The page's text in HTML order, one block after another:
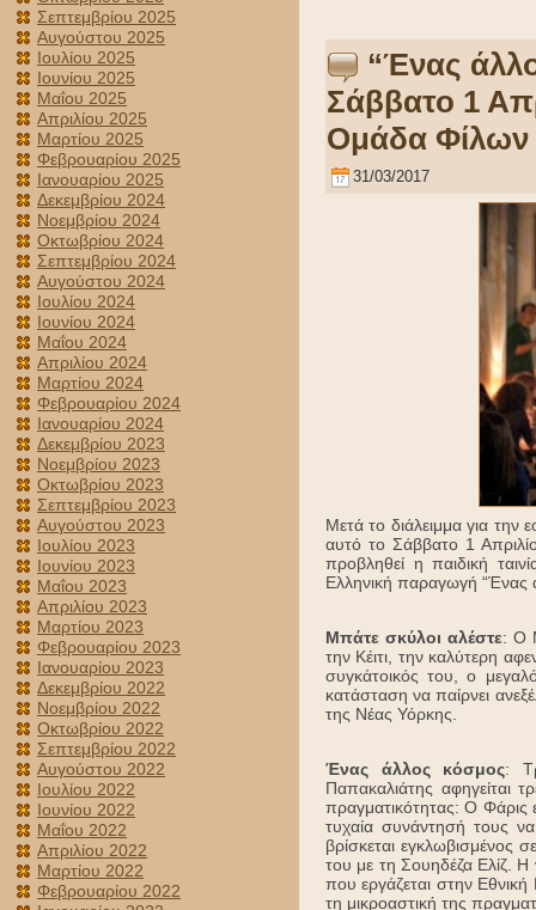
Σεπτεμβρίου 2025
Αυγούστου 2025
Ιουλίου 2025
Ιουνίου 2025
Μαΐου 2025
Απριλίου 2025
Μαρτίου 2025
Φεβρουαρίου 2025
Ιανουαρίου 2025
Δεκεμβρίου 2024
Νοεμβρίου 2024
Οκτωβρίου 2024
Σεπτεμβρίου 2024
Αυγούστου 2024
Ιουλίου 2024
Ιουνίου 2024
Μαΐου 2024
Απριλίου 2024
Μαρτίου 2024
Φεβρουαρίου 2024
Ιανουαρίου 2024
Δεκεμβρίου 2023
Νοεμβρίου 2023
Οκτωβρίου 2023
Σεπτεμβρίου 2023
Αυγούστου 2023
Ιουλίου 2023
Ιουνίου 2023
Μαΐου 2023
Απριλίου 2023
Μαρτίου 2023
Φεβρουαρίου 2023
Ιανουαρίου 2023
Δεκεμβρίου 2022
Νοεμβρίου 2022
Οκτωβρίου 2022
Σεπτεμβρίου 2022
Αυγούστου 2022
Ιουλίου 2022
Ιουνίου 2022
Μαΐου 2022
Απριλίου 2022
Μαρτίου 2022
Φεβρουαρίου 2022
“Ένας
Σάββατο 1
Ομάδα Φίλων
31/03/2017
Μετά το διάλειμμα για την
αυτό το Σάββατο 1
προβληθεί η παιδική
Ελληνική παραγωγή “Ένας
Μπάτε σκύλοι αλέστε: Ο
την Κέιτι, την καλύτερη
συγκάτοικός του, ο
κατάσταση να παίρνει
της Νέας Υόρκης.
Ένας άλλος κόσμος:
Παπακαλιάτης αφηγείται
πραγματικότητας: Ο Φάρις
τυχαία συνάντησή τους
βρίσκεται εγκλωβισμένος
του με τη Σουηδέζα Ελίζ.
που εργάζεται στην
τη μικροαστική της